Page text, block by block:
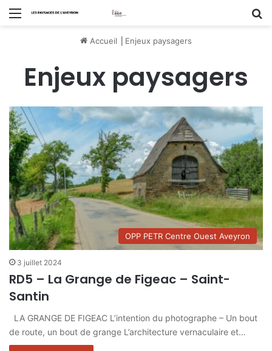
Menu
Accueil Enjeux paysagers
Enjeux paysagers
OPP PETR Centre Ouest Aveyron
3 juillet 2024
RD5 – La Grange de Figeac – Saint-
Santin
LA GRANGE DE FIGEAC L’intention du photographe – Un bout
de route, un bout de grange L’architecture vernaculaire et…